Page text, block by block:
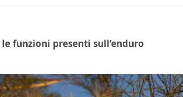
funzioni presenti sull’enduro